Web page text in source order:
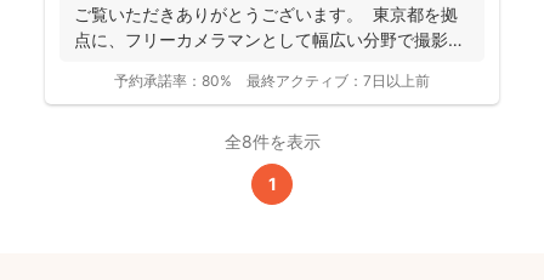
ご覧いただきありがとうございます。 東京都を拠
点に、フリーカメラマンとして幅広い分野で撮影を
予約承諾率： 80% 最終アクティブ： 7日以上前
全8件を表示
1